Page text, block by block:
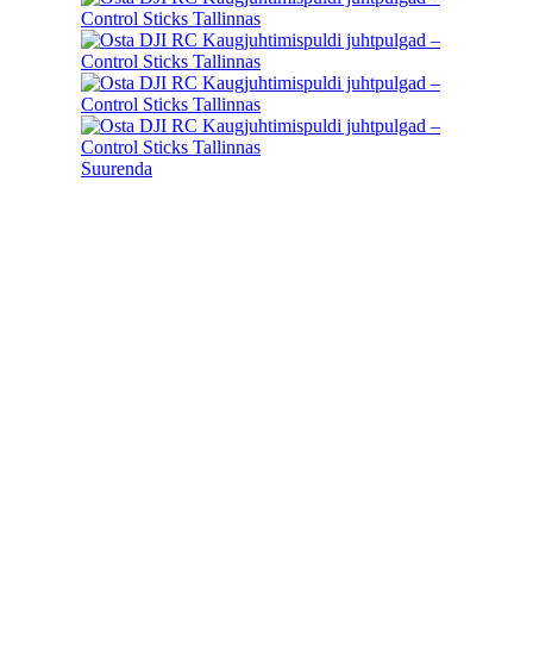
Suurenda